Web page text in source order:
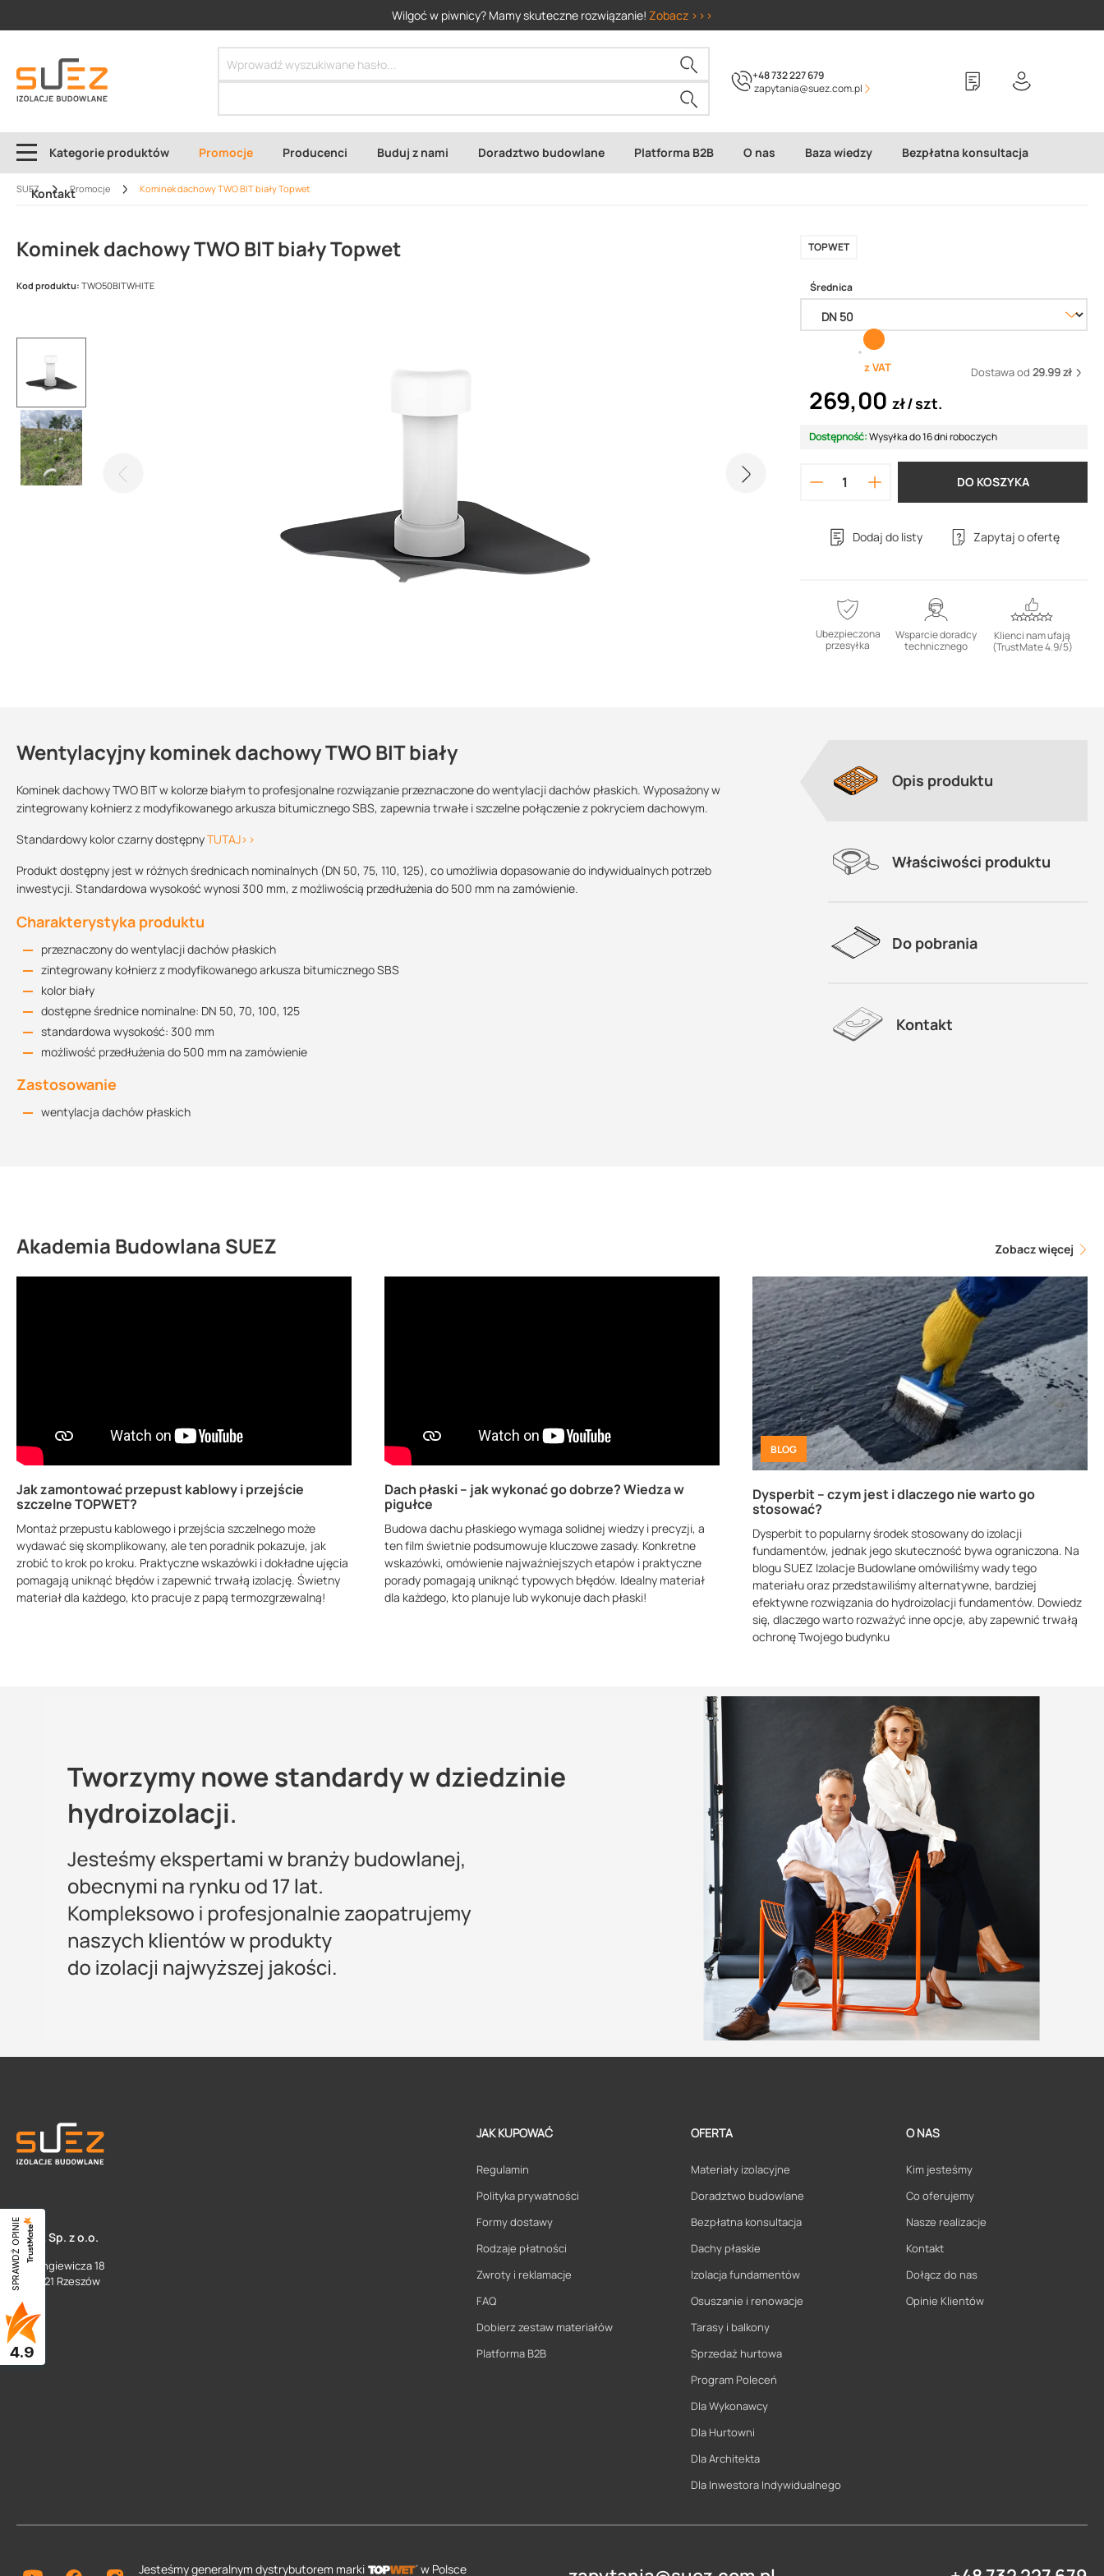
Wilgoć w piwnicy? Mamy skuteczne rozwiązanie! Zobacz >>>
+48 732 227 679
zapytania@suez.com.pl
Kategorie produktów Promocje Producenci Buduj z nami Doradztwo budowlane Platforma B2B O nas Baza wiedzy Bezpłatna konsultacja
Kontakt
SUEZ Promocje Kominek dachowy TWO BIT biały Topwet
Kominek dachowy TWO BIT biały Topwet TOPWET
Kod produktu: TWO50BITWHITE Średnica
z VAT Dostawa od 29.99 zł
269,00 zł szt.
Dostępność:Wysyłka do 16 dni roboczych
DO KOSZYKA
Dodaj do listy Zapytaj o ofertę
Ubezpieczona
przesyłka
Wsparcie doradcy
technicznego
Klienci nam ufają
(TrustMate 4.9/5)
Wentylacyjny kominek dachowy TWO BIT biały
Kominek dachowy TWO BIT w kolorze białym to profesjonalne rozwiązanie przeznaczone do wentylacji dachów płaskich. Wyposażony w
zintegrowany kołnierz z modyfikowanego arkusza bitumicznego SBS, zapewnia trwałe i szczelne połączenie z pokryciem dachowym.
Standardowy kolor czarny dostępnyTUTAJ>>
Produkt dostępny jest w różnych średnicach nominalnych (DN 50, 75, 110, 125), co umożliwia dopasowanie do indywidualnych potrzeb
inwestycji. Standardowa wysokość wynosi 300 mm, z możliwością przedłużenia do 500 mm na zamówienie.
Charakterystyka produktu
przeznaczony do wentylacji dachów płaskich
zintegrowany kołnierz z modyfikowanego arkusza bitumicznego SBS
kolor biały
dostępne średnice nominalne: DN 50, 70, 100, 125
standardowa wysokość: 300 mm
możliwość przedłużenia do 500 mm na zamówienie
Zastosowanie
wentylacja dachów płaskich
Sprzedajemy na:
Podlega zwrotowi?:
tak
Średnica:
89.35 KB
88.98 KB
Rysunek techniczny DN 125
127.08 KB
Rysunek techniczny DN 50
128.28 KB
150.91 KB
Kontakt
Maszy pytania lub wątpliwości?
Kamil Świercz
Opis produktu
Właściwości produktu
Do pobrania
Kontakt
Akademia Budowlana SUEZ Zobacz więcej
Jak zamontować przepust kablowy i przejście
szczelne TOPWET?
Montaż przepustu kablowego i przejścia szczelnego może
wydawać się skomplikowany, ale ten poradnik pokazuje, jak
zrobić to krok po kroku. Praktyczne wskazówki i dokładne ujęcia
pomagają uniknąć błędów i zapewnić trwałą izolację. Świetny
materiał dla każdego, kto pracuje z papą termozgrzewalną!
Dach płaski – jak wykonać go dobrze? Wiedza w
pigułce
Budowa dachu płaskiego wymaga solidnej wiedzy i precyzji, a
ten film świetnie podsumowuje kluczowe zasady. Konkretne
wskazówki, omówienie najważniejszych etapów i praktyczne
porady pomagają uniknąć typowych błędów. Idealny materiał
dla każdego, kto planuje lub wykonuje dach płaski!
BLOG
Dysperbit – czym jest i dlaczego nie warto go
stosować?
Dysperbit to popularny środek stosowany do izolacji
fundamentów, jednak jego skuteczność bywa ograniczona. Na
blogu SUEZ Izolacje Budowlane omówiliśmy wady tego
materiału oraz przedstawiliśmy alternatywne, bardziej
efektywne rozwiązania do hydroizolacji fundamentów. Dowiedz
się, dlaczego warto rozważyć inne opcje, aby zapewnić trwałą
ochronę Twojego budynku
SUEZ Sp. z o.o.
ul. Langiewicza 18
35 - 021 Rzeszów
JAK KUPOWAĆ
Regulamin
Polityka prywatności
Formy dostawy
Rodzaje płatności
Zwroty i reklamacje
FAQ
Dobierz zestaw materiałów
Platforma B2B
OFERTA
Materiały izolacyjne
Doradztwo budowlane
Bezpłatna konsultacja
Dachy płaskie
Izolacja fundamentów
Osuszanie i renowacje
Tarasy i balkony
Sprzedaż hurtowa
Program Poleceń
Dla Wykonawcy
Dla Hurtowni
Dla Architekta
Dla Inwestora Indywidualnego
O NAS
Kim jesteśmy
Co oferujemy
Nasze realizacje
Kontakt
Dołącz do nas
Opinie Klientów
Jesteśmy generalnym dystrybutorem marki w Polsce
SPRAWDŹ OPINIE
4.9